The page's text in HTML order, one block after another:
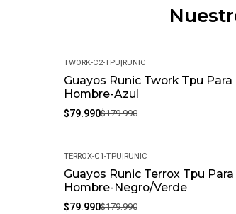
-56%
TWORK-C2-TPU|RUNIC
Guayos Runic Twork Tpu Para
Hombre-Azul
$79.990$179.990
-56%
TERROX-C1-TPU|RUNIC
Guayos Runic Terrox Tpu Para
Hombre-Negro/Verde
$79.990$179.990